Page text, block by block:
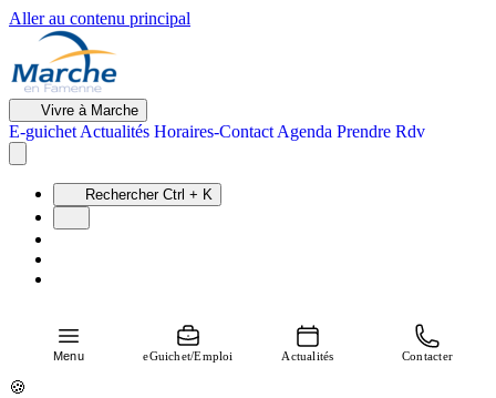
Aller au contenu principal
Vivre à Marche
E-guichet Actualités Horaires-Contact Agenda Prendre Rdv
Rechercher Ctrl + K
Menu eGuichet/Emploi Actualités Contacter
🍪